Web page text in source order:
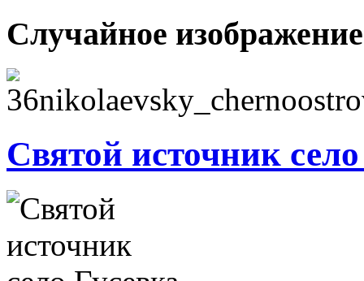
Случайное изображение
Святой источник